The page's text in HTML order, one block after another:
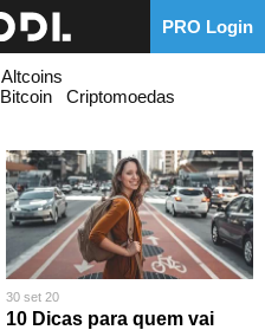
PRO Login
Altcoins
Bitcoin
Criptomoedas
30 set 20
10 Dicas para quem vai